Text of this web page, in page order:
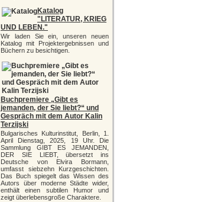
Katalog
"LITERATUR, KRIEG
UND LEBEN."
Wir laden Sie ein, unseren neuen
Katalog mit Projektergebnissen und
Büchern zu besichtigen.
Buchpremiere „Gibt es
jemanden, der Sie liebt?“ und
Gespräch mit dem Autor Kalin
Terzijski
Bulgarisches Kulturinstitut, Berlin, 1.
April Dienstag, 2025, 19 Uhr. Die
Sammlung GIBT ES JEMANDEN,
DER SIE LIEBT, übersetzt ins
Deutsche von Elvira Bormann,
umfasst siebzehn Kurzgeschichten.
Das Buch spiegelt das Wissen des
Autors über moderne Städte wider,
enthält einen subtilen Humor und
zeigt überlebensgroße Charaktere.